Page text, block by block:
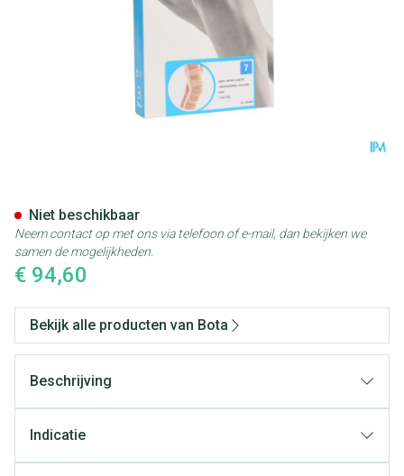
€ 94,60
Niet beschikbaar
Neem contact op met ons via telefoon of e-mail, dan bekijken we
samen de mogelijkheden.
Bekijk alle producten van Bota
Beschrijving
Indicatie